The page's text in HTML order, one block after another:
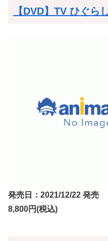
【DVD】TV ひぐら
発売日：2021/12/22 発売
8,800円(税込)